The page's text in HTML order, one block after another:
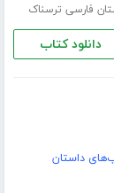
فارسی ترسناک
دانلود کتاب
داستان